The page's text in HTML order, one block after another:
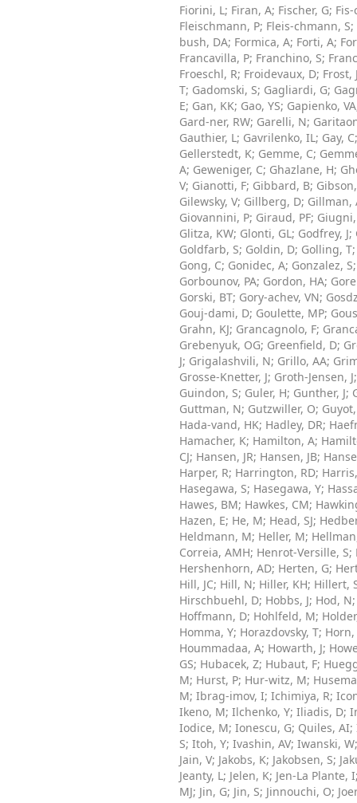
Fiorini, L; Firan, A; Fischer, G;
Fleischmann, P; Fleis-chmann, S;
bush, DA; Formica, A; Forti, A;
Francavilla, P; Franchino, S;
Froeschl, R; Froidevaux, D; Frost,
T; Gadomski, S; Gagliardi, G;
E; Gan, KK; Gao, YS; Gapienko, VA
Gard-ner, RW; Garelli, N;
Gauthier, L; Gavrilenko, IL; Gay, C
Gellerstedt, K; Gemme, C;
A; Geweniger, C; Ghazlane, H;
V; Gianotti, F; Gibbard, B;
Gilewsky, V; Gillberg, D; Gillman,
Giovannini, P; Giraud, PF;
Glitza, KW; Glonti, GL; Godfrey, J;
Goldfarb, S; Goldin, D; Golling, T
Gong, C; Gonidec, A; Gonzalez, S
Gorbounov, PA; Gordon, HA;
Gorski, BT; Gory-achev, VN;
Gouj-dami, D; Goulette, MP;
Grahn, KJ; Grancagnolo, F;
Grebenyuk, OG; Greenfield, D;
J; Grigalashvili, N; Grillo, AA;
Grosse-Knetter, J; Groth-Jensen, J
Guindon, S; Guler, H; Gunther, J;
Guttman, N; Gutzwiller, O;
Hada-vand, HK; Hadley, DR;
Hamacher, K; Hamilton, A;
CJ; Hansen, JR; Hansen, JB;
Harper, R; Harrington, RD;
Hasegawa, S; Hasegawa, Y;
Hawes, BM; Hawkes, CM;
Hazen, E; He, M; Head, SJ;
Heldmann, M; Heller, M;
Correia, AMH; Henrot-Versille, S;
Hershenhorn, AD; Herten, G;
Hill, JC; Hill, N; Hiller, KH; Hillert,
Hirschbuehl, D; Hobbs, J; Hod, N
Hoffmann, D; Hohlfeld, M;
Homma, Y; Horazdovsky, T; Horn,
Hoummadaa, A; Howarth, J;
GS; Hubacek, Z; Hubaut, F;
M; Hurst, P; Hur-witz, M;
M; Ibrag-imov, I; Ichimiya, R;
Ikeno, M; Ilchenko, Y; Iliadis, D;
Iodice, M; Ionescu, G; Quiles, AI;
S; Itoh, Y; Ivashin, AV; Iwanski, W
Jain, V; Jakobs, K; Jakobsen, S;
Jeanty, L; Jelen, K; Jen-La Plante, I
MJ; Jin, G; Jin, S; Jinnouchi, O;